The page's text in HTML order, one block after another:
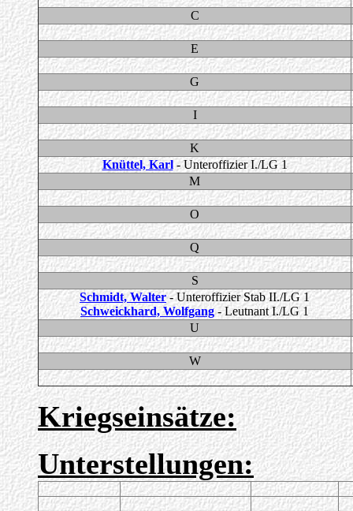
C
E
G
I
K
Knüttel, Karl- Unteroffizier I./LG 1
M
O
Q
S
Schmidt, Walter- Unteroffizier Stab II./LG 1
Schweickhard, Wolfgang- Leutnant I./LG 1
U
W
Kriegseinsätze:
Unterstellungen: